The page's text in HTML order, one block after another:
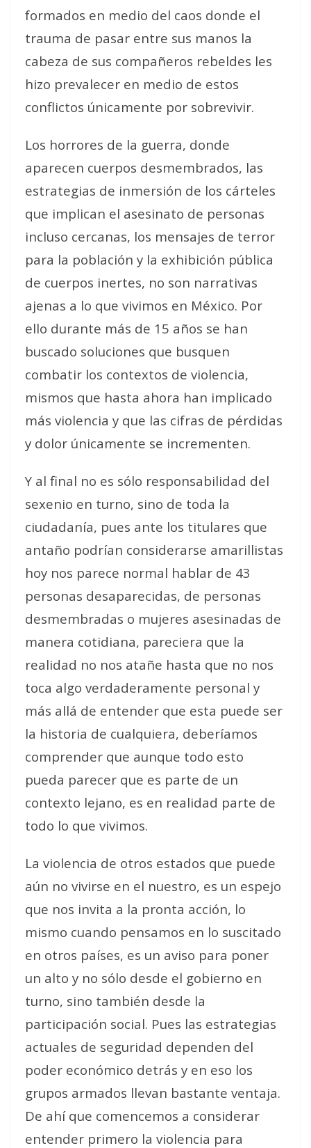
formados en medio del caos donde el
trauma de pasar entre sus manos la
cabeza de sus compañeros rebeldes les
hizo prevalecer en medio de estos
conflictos únicamente por sobrevivir.
Los horrores de la guerra, donde
aparecen cuerpos desmembrados, las
estrategias de inmersión de los cárteles
que implican el asesinato de personas
incluso cercanas, los mensajes de terror
para la población y la exhibición pública
de cuerpos inertes, no son narrativas
ajenas a lo que vivimos en México. Por
ello durante más de 15 años se han
buscado soluciones que busquen
combatir los contextos de violencia,
mismos que hasta ahora han implicado
más violencia y que las cifras de pérdidas
y dolor únicamente se incrementen.
Y al final no es sólo responsabilidad del
sexenio en turno, sino de toda la
ciudadanía, pues ante los titulares que
antaño podrían considerarse amarillistas
hoy nos parece normal hablar de 43
personas desaparecidas, de personas
desmembradas o mujeres asesinadas de
manera cotidiana, pareciera que la
realidad no nos atañe hasta que no nos
toca algo verdaderamente personal y
más allá de entender que esta puede ser
la historia de cualquiera, deberíamos
comprender que aunque todo esto
pueda parecer que es parte de un
contexto lejano, es en realidad parte de
todo lo que vivimos.
La violencia de otros estados que puede
aún no vivirse en el nuestro, es un espejo
que nos invita a la pronta acción, lo
mismo cuando pensamos en lo suscitado
en otros países, es un aviso para poner
un alto y no sólo desde el gobierno en
turno, sino también desde la
participación social. Pues las estrategias
actuales de seguridad dependen del
poder económico detrás y en eso los
grupos armados llevan bastante ventaja.
De ahí que comencemos a considerar
entender primero la violencia para